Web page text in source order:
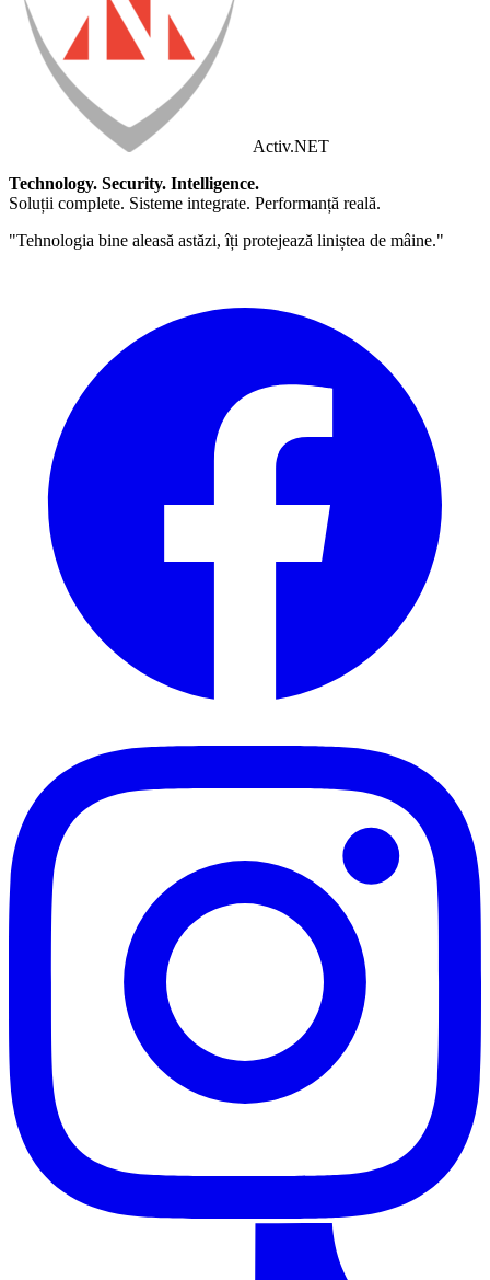
Activ.NET
Technology. Security. Intelligence.
Soluții complete. Sisteme integrate. Performanță reală.
"Tehnologia bine aleasă astăzi, îți protejează liniștea de mâine."